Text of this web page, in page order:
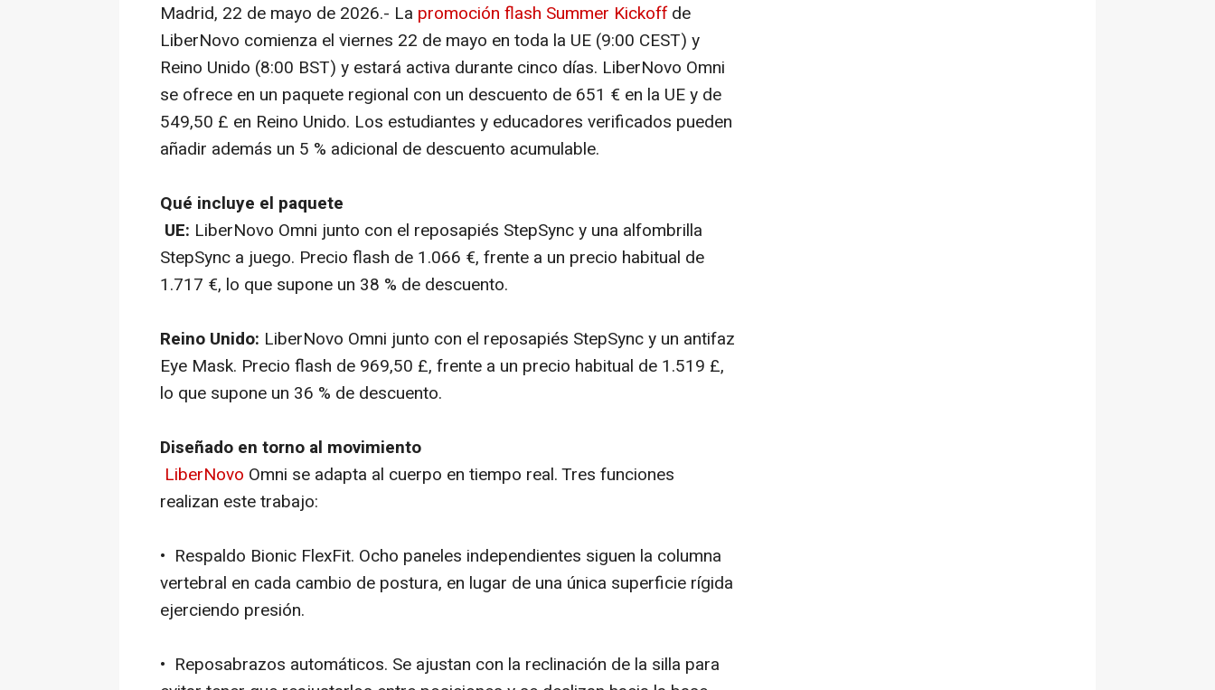
Madrid, 22 de mayo de 2026.- La promoción flash Summer Kickoffde
LiberNovo comienza el viernes 22 de mayo en toda la UE (9:00 CEST) y
Reino Unido (8:00 BST) y estará activa durante cinco días. LiberNovo Omni
se ofrece en un paquete regional con un descuento de 651 € en la UE y de
549,50 £ en Reino Unido. Los estudiantes y educadores verificados pueden
añadir además un 5 % adicional de descuento acumulable.
Qué incluye el paquete
UE: LiberNovo Omni junto con el reposapiés StepSync y una alfombrilla
StepSync a juego. Precio flash de 1.066 €, frente a un precio habitual de
1.717 €, lo que supone un 38 % de descuento.
Reino Unido: LiberNovo Omni junto con el reposapiés StepSync y un antifaz
Eye Mask. Precio flash de 969,50 £, frente a un precio habitual de 1.519 £,
lo que supone un 36 % de descuento.
Diseñado en torno al movimiento
LiberNovo Omni se adapta al cuerpo en tiempo real. Tres funciones
realizan este trabajo:
• Respaldo Bionic FlexFit. Ocho paneles independientes siguen la columna
vertebral en cada cambio de postura, en lugar de una única superficie rígida
ejerciendo presión.
• Reposabrazos automáticos. Se ajustan con la reclinación de la silla para